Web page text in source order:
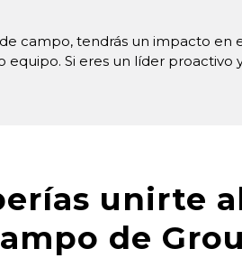
campo, tendrás un impacto en
Si eres un líder proactivo
unirte
de